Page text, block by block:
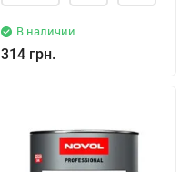
В наличии
314 грн.